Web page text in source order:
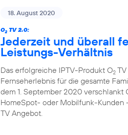
18. August 2020
O2 TV 2.0:
Jederzeit und überall
Leistungs-Verhältnis
Das erfolgreiche IPTV-Produkt O2
Fernseherlebnis für die gesamte
dem 1. September 2020 verschlankt
HomeSpot- oder Mobilfunk-Kunden
TV Angebot.